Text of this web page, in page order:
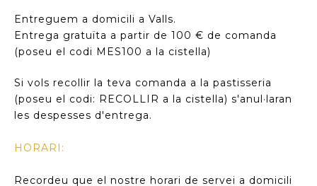
Entreguem a domicili a Valls.
Entrega gratuïta a partir de 100 € de comanda
(poseu el codi MES100 a la cistella)
Si vols recollir la teva comanda a la pastisseria
(poseu el codi: RECOLLIR a la cistella) s'anul·laran
les despesses d'entrega.
HORARI:
Recordeu que el nostre horari de servei a domicili